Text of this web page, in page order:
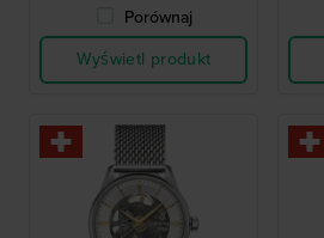
Porównaj
Wyświetl produkt